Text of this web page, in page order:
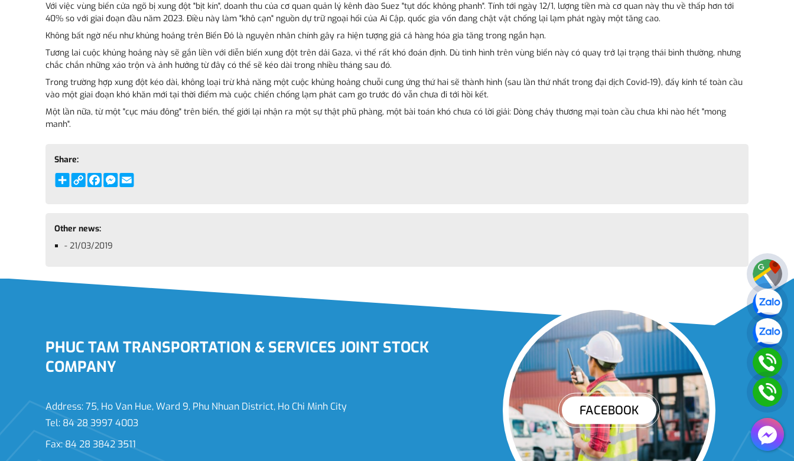
Với việc vùng biển cửa ngõ bị xung đột "bịt kín", doanh thu của cơ quan quản lý kênh đào Suez "tụt dốc không phanh". Tính tới ngày 12/1, lượng tiền mà cơ quan này thu về thấp hơn tới
40% so với giai đoạn đầu năm 2023. Điều này làm "khô cạn" nguồn dự trữ ngoại hối của Ai Cập, quốc gia vốn đang chật vật chống lại lạm phát ngày một tăng cao.
Không bất ngờ nếu như khủng hoảng trên Biển Đỏ là nguyên nhân chính gây ra hiện tượng giá cả hàng hóa gia tăng trong ngắn hạn.
Tương lai cuộc khủng hoảng này sẽ gắn liền với diễn biến xung đột trên dải Gaza, vì thế rất khó đoán định. Dù tình hình trên vùng biển này có quay trở lại trạng thái bình thường, nhưng
chắc chắn những xáo trộn và ảnh hưởng từ đây có thể sẽ kéo dài trong nhiều tháng sau đó.
Trong trường hợp xung đột kéo dài, không loại trừ khả năng một cuộc khủng hoảng chuỗi cung ứng thứ hai sẽ thành hình (sau lần thứ nhất trong đại dịch Covid-19), đẩy kinh tế toàn cầu
vào một giai đoạn khó khăn mới tại thời điểm mà cuộc chiến chống lạm phát cam go trước đó vẫn chưa đi tới hồi kết.
Một lần nữa, từ một "cục máu đông" trên biển, thế giới lại nhận ra một sự thật phũ phàng, một bài toán khó chưa có lời giải: Dòng chảy thương mại toàn cầu chưa khi nào hết "mong
manh".
Share:
ShareCopy
Link
FacebookMessenger
Email
Other news:
- 21/03/2019
PHUC TAM TRANSPORTATION & SERVICES JOINT STOCK
COMPANY
Address: 75, Ho Van Hue, Ward 9, Phu Nhuan District, Ho Chi Minh City
Tel: 84 28 3997 4003
Fax: 84 28 3842 3511
FACEBOOK